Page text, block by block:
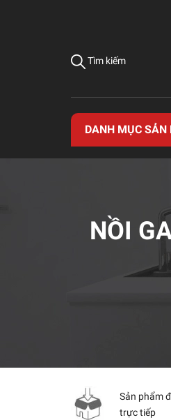
Tìm kiếm
DANH MỤC SẢN
NỒI
Sản phẩm
trực tiếp